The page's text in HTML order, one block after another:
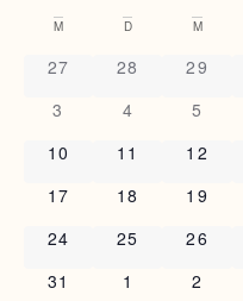
wählen.
Kalender
von
M D M
0 Veranstaltungen
27 0
28 0
29
0 Veranstaltungen
3 0
4 0
5
0 Veranstaltungen
10 0
11 0
12
0 Veranstaltungen
17 0
18 0
19
0 Veranstaltungen
24 0
25 0
26
0 Veranstaltungen
31 0
1 0
2